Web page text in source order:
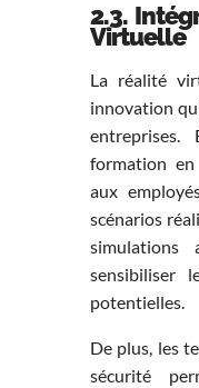
2.3.
Virtuelle
La réalité
innovation
formation en
aux
scénarios
sensibiliser
potentielles.
De plus, les
sécurité